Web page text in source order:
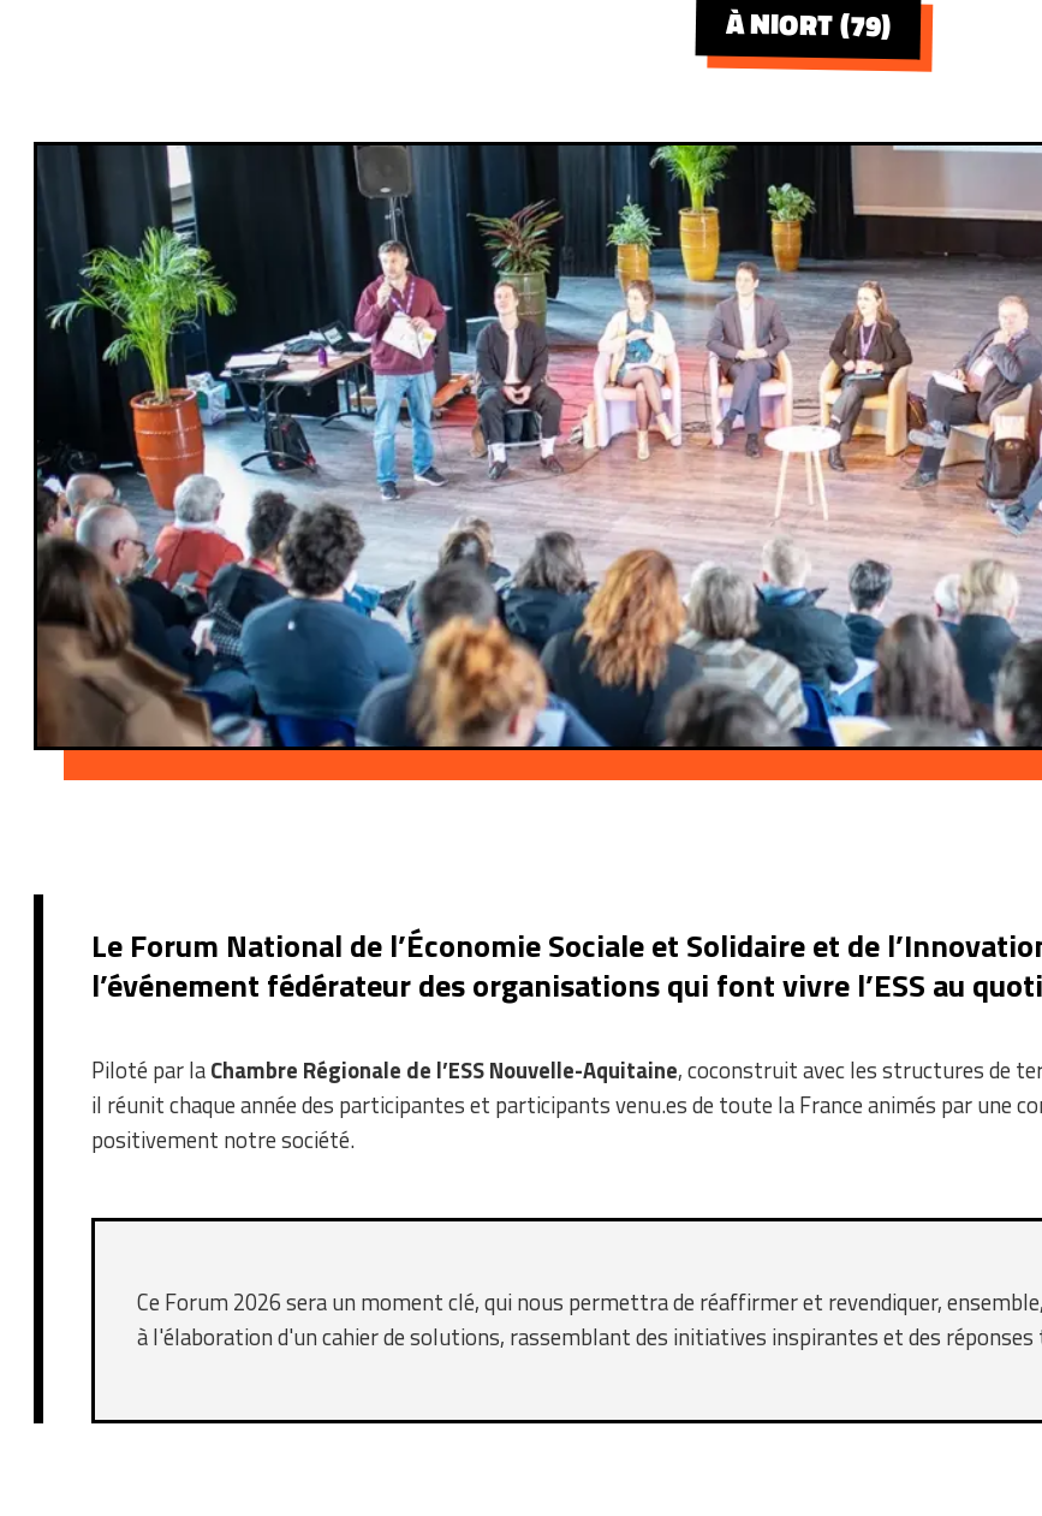
À NIORT (79)
Le Forum National de l’Économie Sociale et Solidaire et de
l’événement fédérateur des organisations qui font vivre l’ESS au
Piloté par laChambre Régionale de l’ESS Nouvelle-Aquitaine, coconstruit avec les structures de
il réunit chaque année des participantes et participants venu.es de toute la France animés par une
positivement notre société.
Ce Forum 2026 sera un moment clé, qui nous permettra de réaffirmer et revendiquer,
à l'élaboration d'un cahier de solutions, rassemblant des initiatives inspirantes et des